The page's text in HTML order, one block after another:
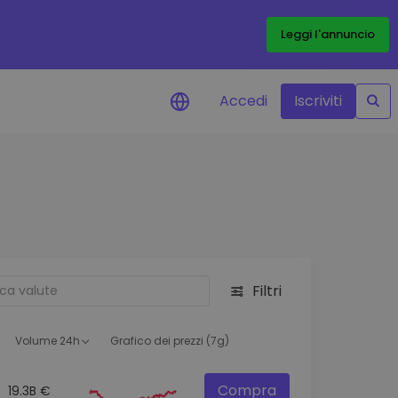
Leggi l'annuncio
utili per performance
Accedi Iscriviti
Filtri
Volume 24h Grafico dei prezzi (7g)
19.3B € Compra